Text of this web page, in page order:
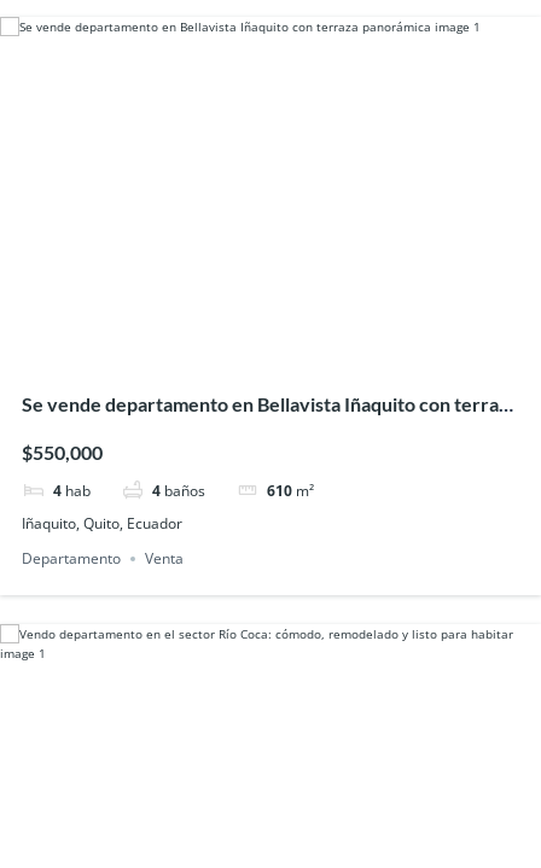
Se vende departamento en Bellavista Iñaquito con terraza
$550,000
4 hab 4 baños 610 m²
Iñaquito, Quito, Ecuador
Departamento
Venta